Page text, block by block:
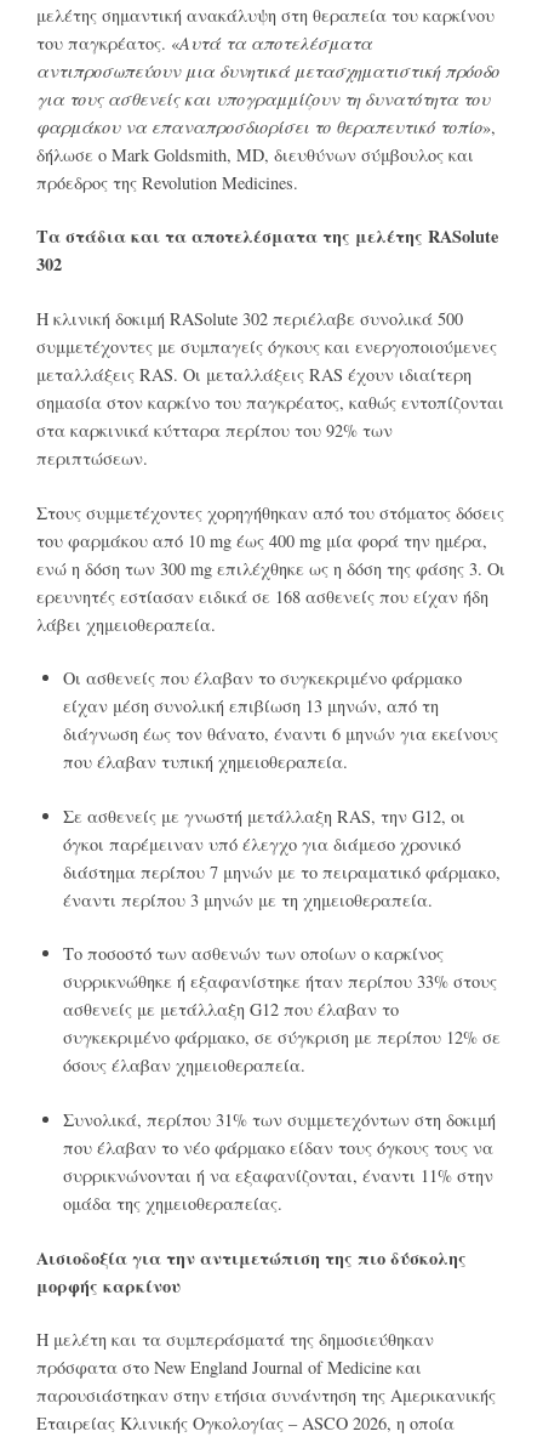
μελέτης σημαντική ανακάλυψη στη θεραπεία του καρκίνου
του παγκρέατος. «Αυτά τα αποτελέσματα
αντιπροσωπεύουν μια δυνητικά μετασχηματιστική πρόοδο
για τους ασθενείς και υπογραμμίζουν τη δυνατότητα του
φαρμάκου να επαναπροσδιορίσει το θεραπευτικό τοπίο»,
δήλωσε ο Mark Goldsmith, MD, διευθύνων σύμβουλος και
πρόεδρος της Revolution Medicines.
Τα στάδια και τα αποτελέσματα της μελέτης RASolute
302
Η κλινική δοκιμή RASolute 302 περιέλαβε συνολικά 500
συμμετέχοντες με συμπαγείς όγκους και ενεργοποιούμενες
μεταλλάξεις RAS. Οι μεταλλάξεις RAS έχουν ιδιαίτερη
σημασία στον καρκίνο του παγκρέατος, καθώς εντοπίζονται
στα καρκινικά κύτταρα περίπου του 92% των
περιπτώσεων.
Στους συμμετέχοντες χορηγήθηκαν από του στόματος δόσεις
του φαρμάκου από 10 mg έως 400 mg μία φορά την ημέρα,
ενώ η δόση των 300 mg επιλέχθηκε ως η δόση της φάσης 3. Οι
ερευνητές εστίασαν ειδικά σε 168 ασθενείς που είχαν ήδη
λάβει χημειοθεραπεία.
Οι ασθενείς που έλαβαν το συγκεκριμένο φάρμακο
είχαν μέση συνολική επιβίωση 13 μηνών, από τη
διάγνωση έως τον θάνατο, έναντι 6 μηνών για εκείνους
που έλαβαν τυπική χημειοθεραπεία.
Σε ασθενείς με γνωστή μετάλλαξη RAS, την G12, οι
όγκοι παρέμειναν υπό έλεγχο για διάμεσο χρονικό
διάστημα περίπου 7 μηνών με το πειραματικό φάρμακο,
έναντι περίπου 3 μηνών με τη χημειοθεραπεία.
Το ποσοστό των ασθενών των οποίων ο καρκίνος
συρρικνώθηκε ή εξαφανίστηκε ήταν περίπου 33% στους
ασθενείς με μετάλλαξη G12 που έλαβαν το
συγκεκριμένο φάρμακο, σε σύγκριση με περίπου 12% σε
όσους έλαβαν χημειοθεραπεία.
Συνολικά, περίπου 31% των συμμετεχόντων στη δοκιμή
που έλαβαν το νέο φάρμακο είδαν τους όγκους τους να
συρρικνώνονται ή να εξαφανίζονται, έναντι 11% στην
ομάδα της χημειοθεραπείας.
Aισιοδοξία για την αντιμετώπιση της πιο δύσκολης
μορφής καρκίνου
Η μελέτη και τα συμπεράσματά της δημοσιεύθηκαν
πρόσφατα στο New England Journal of Medicine και
παρουσιάστηκαν στην ετήσια συνάντηση της Αμερικανικής
Εταιρείας Κλινικής Ογκολογίας – ASCO 2026, η οποία